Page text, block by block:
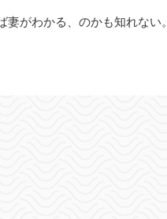
がわかる、のかも知れない。